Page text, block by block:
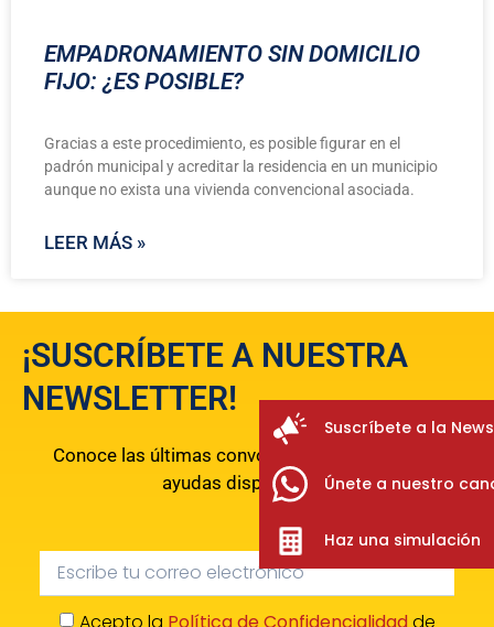
EMPADRONAMIENTO SIN DOMICILIO
FIJO: ¿ES POSIBLE?
Gracias a este procedimiento, es posible figurar en el
padrón municipal y acreditar la residencia en un municipio
aunque no exista una vivienda convencional asociada.
LEER MÁS »
¡SUSCRÍBETE A NUESTRA
NEWSLETTER!
Conoce las últimas convocatorias, beneficios y
ayudas disponibles.
Suscríbete a la
Únete a nuestro
Haz una simulación